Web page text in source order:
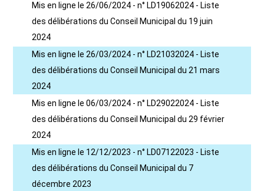
Mis en ligne le 26/06/2024 - n° LD19062024 - Liste
des délibérations du Conseil Municipal du 19 juin
2024
Mis en ligne le 26/03/2024 - n° LD21032024 - Liste
des délibérations du Conseil Municipal du 21 mars
2024
Mis en ligne le 06/03/2024 - n° LD29022024 - Liste
des délibérations du Conseil Municipal du 29 février
2024
Mis en ligne le 12/12/2023 - n° LD07122023 - Liste
des délibérations du Conseil Municipal du 7
décembre 2023